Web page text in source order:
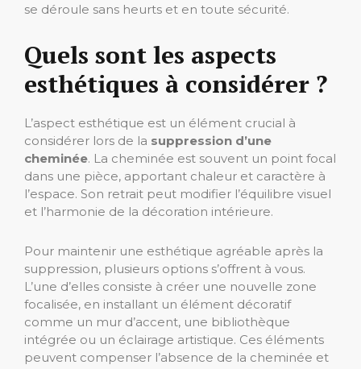
se déroule sans heurts et en toute sécurité.
Quels sont les aspects
esthétiques à considérer ?
L’aspect esthétique est un élément crucial à
considérer lors de la suppression d’une
cheminée. La cheminée est souvent un point focal
dans une pièce, apportant chaleur et caractère à
l’espace. Son retrait peut modifier l’équilibre visuel
et l’harmonie de la décoration intérieure.
Pour maintenir une esthétique agréable après la
suppression, plusieurs options s’offrent à vous.
L’une d’elles consiste à créer une nouvelle zone
focalisée, en installant un élément décoratif
comme un mur d’accent, une bibliothèque
intégrée ou un éclairage artistique. Ces éléments
peuvent compenser l’absence de la cheminée et